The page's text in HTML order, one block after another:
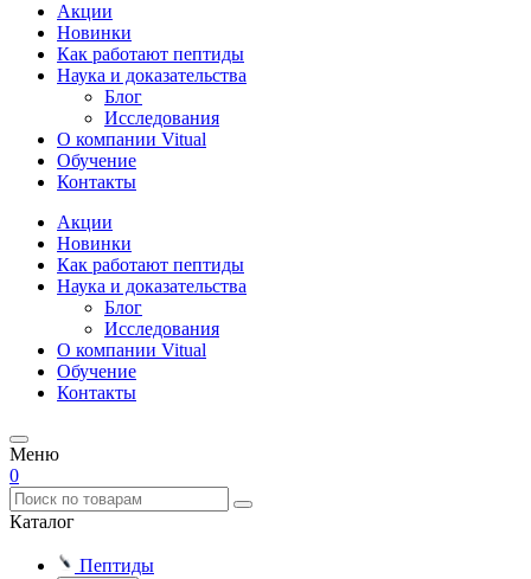
Акции
Новинки
Как работают пептиды
Наука и доказательства
Блог
Исследования
О компании Vitual
Обучение
Контакты
Акции
Новинки
Как работают пептиды
Наука и доказательства
Блог
Исследования
О компании Vitual
Обучение
Контакты
Меню
0
Каталог
Пептиды